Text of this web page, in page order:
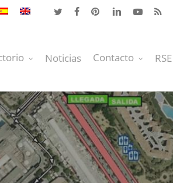
twitter facebookpinterestlinkedinyoutubeRSS
Noticias Contacto RSE